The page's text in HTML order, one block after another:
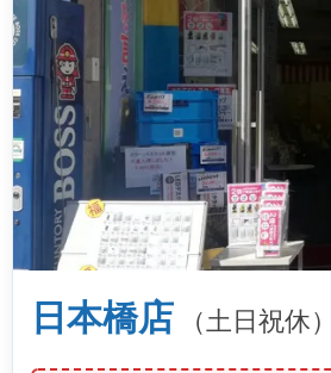
日本橋店 （土日祝休）